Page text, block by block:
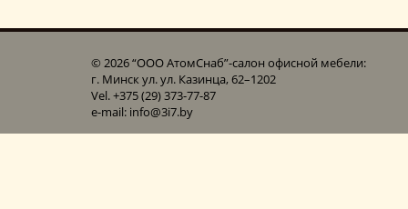
© 2026 “ООО АтомСнаб”-cалон офисной мебели:
г. Минск ул. ул. Казинца, 62–1202
Vel. +375 (29) 373-77-87
e-mail: info@3i7.by